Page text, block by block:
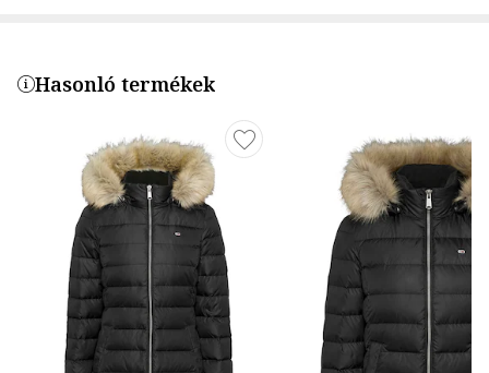
Hasonló termékek